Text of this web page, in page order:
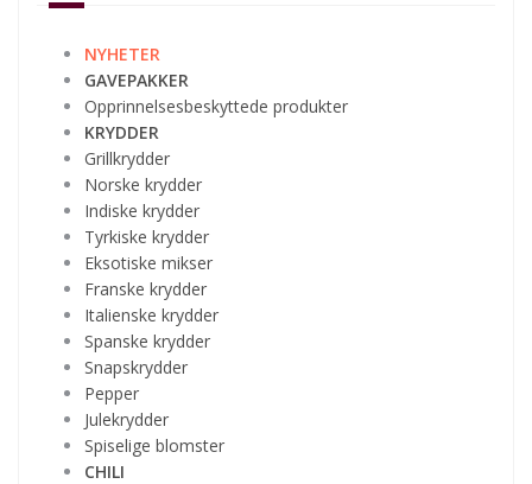
NYHETER
GAVEPAKKER
Opprinnelsesbeskyttede produkter
KRYDDER
Grillkrydder
Norske krydder
Indiske krydder
Tyrkiske krydder
Eksotiske mikser
Franske krydder
Italienske krydder
Spanske krydder
Snapskrydder
Pepper
Julekrydder
Spiselige blomster
CHILI